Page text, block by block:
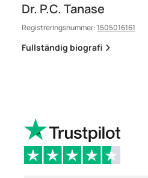
Dr. P.C. Tanase
Registreringsnummer:1505016161
Fullständig biografi